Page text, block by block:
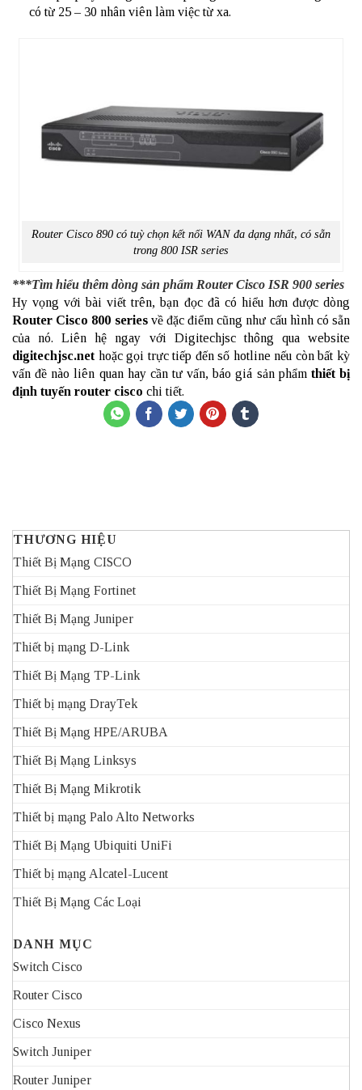
có từ 25 – 30 nhân viên làm việc từ xa.
Router Cisco 890 có tuỳ chọn kết nối WAN đa dạng nhất, có sẵn
trong 800 ISR series
***Tìm hiểu thêm dòng sản phẩm Router Cisco ISR 900 series
Hy vọng với bài viết trên, bạn đọc đã có hiểu hơn được dòng
Router Cisco 800 seriesvề đặc điểm cũng như cấu hình có sẵn
của nó. Liên hệ ngay với Digitechjsc thông qua website
digitechjsc.net hoặc gọi trực tiếp đến số hotline nếu còn bất kỳ
vấn đề nào liên quan hay cần tư vấn, báo giá sản phẩm thiết bị
định tuyến router cisco chi tiết.
THƯƠNG HIỆU
Thiết Bị Mạng CISCO
Thiết Bị Mạng Fortinet
Thiết Bị Mạng Juniper
Thiết bị mạng D-Link
Thiết Bị Mạng TP-Link
Thiết bị mạng DrayTek
Thiết Bị Mạng HPE/ARUBA
Thiết Bị Mạng Linksys
Thiết Bị Mạng Mikrotik
Thiết bị mạng Palo Alto Networks
Thiết Bị Mạng Ubiquiti UniFi
Thiết bị mạng Alcatel-Lucent
Thiết Bị Mạng Các Loại
DANH MỤC
Switch Cisco
Router Cisco
Cisco Nexus
Switch Juniper
Router Juniper